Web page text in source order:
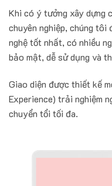
Khi có ý tưởng xây dựng
chuyên nghiệp, chúng tôi
nghệ tốt nhất, có nhiều
bảo mật, dễ sử dụng và
Giao diện được thiết kế
Experience) trải nghiệm
chuyển tổi tối đa.